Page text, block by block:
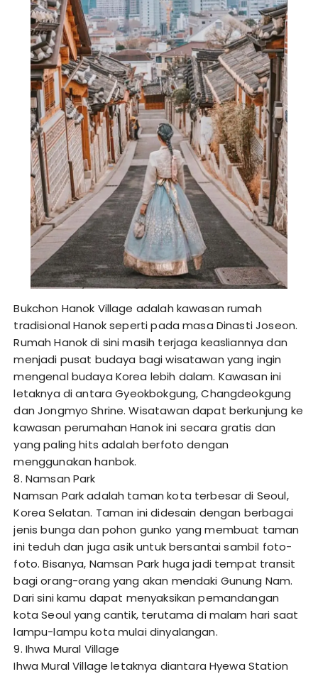
Bukchon Hanok Village adalah kawasan rumah
tradisional Hanok seperti pada masa Dinasti Joseon.
Rumah Hanok di sini masih terjaga keasliannya dan
menjadi pusat budaya bagi wisatawan yang ingin
mengenal budaya Korea lebih dalam. Kawasan ini
letaknya di antara Gyeokbokgung, Changdeokgung
dan Jongmyo Shrine. Wisatawan dapat berkunjung ke
kawasan perumahan Hanok ini secara gratis dan
yang paling hits adalah berfoto dengan
menggunakan hanbok.
8. Namsan Park
Namsan Park adalah taman kota terbesar di Seoul,
Korea Selatan. Taman ini didesain dengan berbagai
jenis bunga dan pohon gunko yang membuat taman
ini teduh dan juga asik untuk bersantai sambil foto-
foto. Bisanya, Namsan Park huga jadi tempat transit
bagi orang-orang yang akan mendaki Gunung Nam.
Dari sini kamu dapat menyaksikan pemandangan
kota Seoul yang cantik, terutama di malam hari saat
lampu-lampu kota mulai dinyalangan.
9. Ihwa Mural Village
Ihwa Mural Village letaknya diantara Hyewa Station